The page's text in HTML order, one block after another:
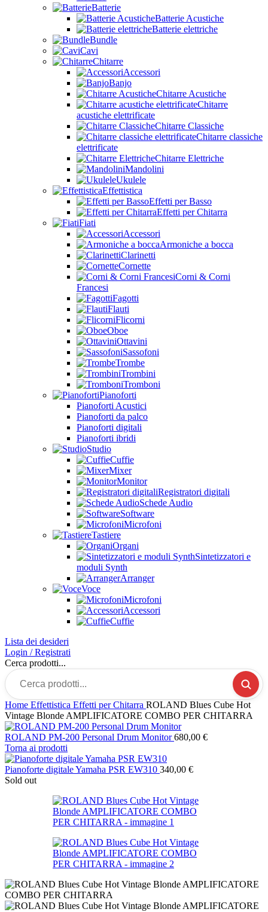
Batterie
Batterie Acustiche
Batterie elettriche
Bundle
Cavi
Chitarre
Accessori
Banjo
Chitarre Acustiche
Chitarre
acustiche elettrificate
Chitarre Classiche
Chitarre classiche
elettrificate
Chitarre Elettriche
Mandolini
Ukulele
Effettistica
Effetti per Basso
Effetti per Chitarra
Fiati
Accessori
Armoniche a bocca
Clarinetti
Cornette
Corni & Corni
Francesi
Fagotti
Flauti
Flicorni
Oboe
Ottavini
Sassofoni
Trombe
Trombini
Tromboni
Pianoforti
Pianoforti Acustici
Pianoforti da palco
Pianoforti digitali
Pianoforti ibridi
Studio
Cuffie
Mixer
Monitor
Registratori digitali
Schede Audio
Software
Microfoni
Tastiere
Organi
Sintetizzatori e
moduli Synth
Arranger
Voce
Microfoni
Accessori
Cuffie
Lista dei desideri
Login / Registrati
Cerca prodotti...
Home Effettistica Effetti per Chitarra ROLAND Blues Cube Hot
Vintage Blonde AMPLIFICATORE COMBO PER CHITARRA
ROLAND PM-200 Personal Drum Monitor680,00 €
Torna ai prodotti
Pianoforte digitale Yamaha PSR EW310 340,00 €
Sold out